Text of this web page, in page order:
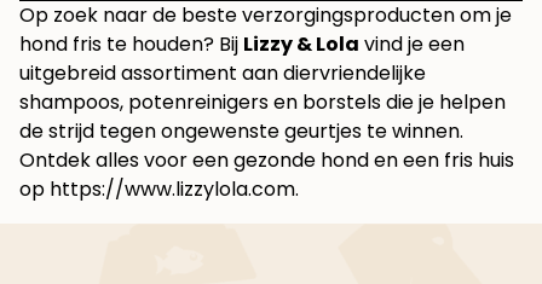
Op zoek naar de beste verzorgingsproducten om je
hond fris te houden? Bij Lizzy & Lola vind je een
uitgebreid assortiment aan diervriendelijke
shampoos, potenreinigers en borstels die je helpen
de strijd tegen ongewenste geurtjes te winnen.
Ontdek alles voor een gezonde hond en een fris huis
op https://www.lizzylola.com.